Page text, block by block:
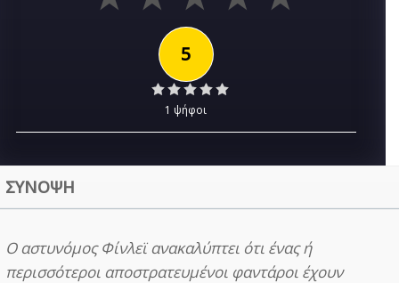
5
1 ψήφοι
ΣΥΝΟΨΗ
Ο αστυνόμος Φίνλεϊ ανακαλύπτει ότι ένας ή
περισσότεροι αποστρατευμένοι φαντάροι έχουν